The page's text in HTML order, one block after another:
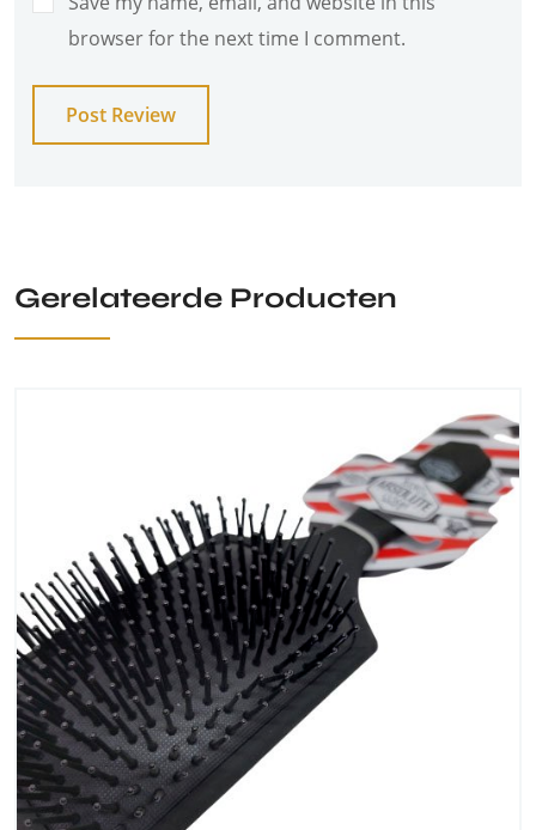
browser for the next time I comment.
Post Review
Gerelateerde Producten